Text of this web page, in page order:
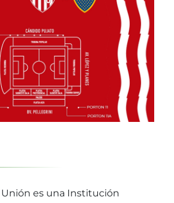
es una Institución